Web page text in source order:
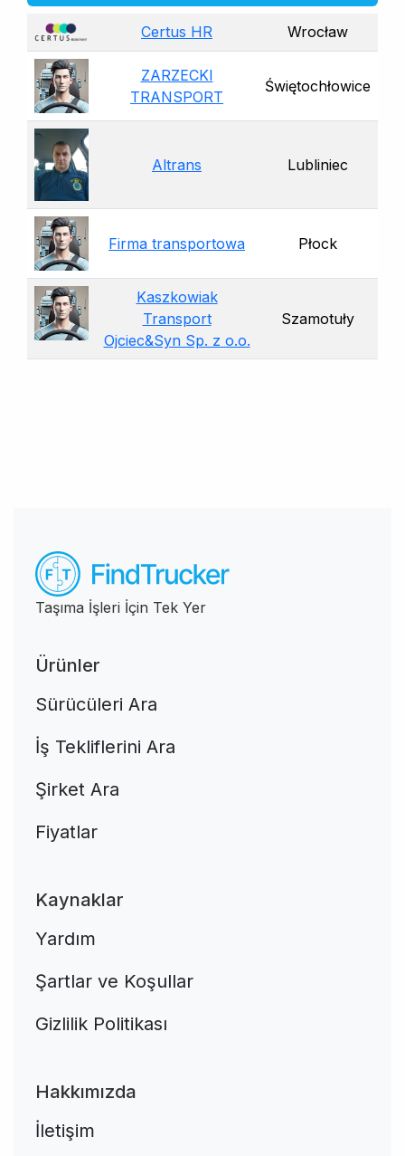
Certus HR Wrocław
ZARZECKI
TRANSPORT
Świętochłowice
Altrans Lubliniec
Firma transportowa Płock
Kaszkowiak
Transport
Ojciec&Syn Sp. z o.o.
Szamotuły
Taşıma İşleri İçin Tek Yer
Ürünler
Sürücüleri Ara
İş Tekliflerini Ara
Şirket Ara
Fiyatlar
Kaynaklar
Yardım
Şartlar ve Koşullar
Gizlilik Politikası
Hakkımızda
İletişim